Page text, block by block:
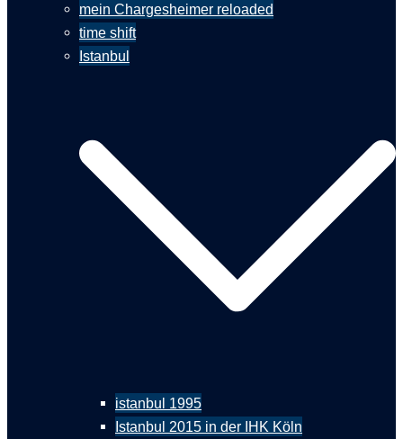
mein Chargesheimer reloaded
time shift
Istanbul
istanbul 1995
Istanbul 2015 in der IHK Köln